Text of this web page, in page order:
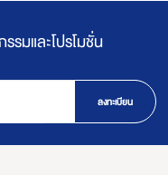
รมและโปรโมชั่น
ลงทะเบียน